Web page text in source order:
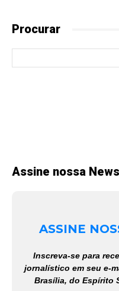
Procurar
Assine nossa
ASSINE
Inscreva-se para
jornalístico em seu e-
Brasília, do Espírito